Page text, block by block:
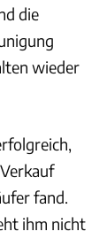
die
wieder
fand.
ihm nicht